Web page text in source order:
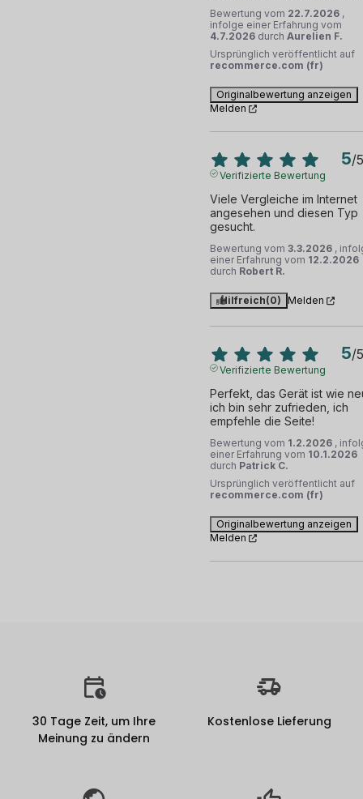
Bewertung vom 22.7.2026 ,
infolge einer Erfahrung vom
4.7.2026 durch Aurelien F.
Ursprünglich veröffentlicht auf
recommerce.com (fr)
Originalbewertung anzeigen
Melden
5/5
Verifizierte Bewertung
Viele Vergleiche im Internet
angesehen und diesen Typ
gesucht.
Bewertung vom 3.3.2026 ,
einer Erfahrung vom 12.2.2026
durch Robert R.
Hilfreich(0) Melden
5/5
Verifizierte Bewertung
Perfekt, das Gerät ist wie
ich bin sehr zufrieden, ich
empfehle die Seite!
Bewertung vom 1.2.2026 ,
einer Erfahrung vom 10.1.2026
durch Patrick C.
Ursprünglich veröffentlicht auf
recommerce.com (fr)
Originalbewertung anzeigen
Melden
30 Tage Zeit, um Ihre
Meinung zu ändern
Kostenlose Lieferung